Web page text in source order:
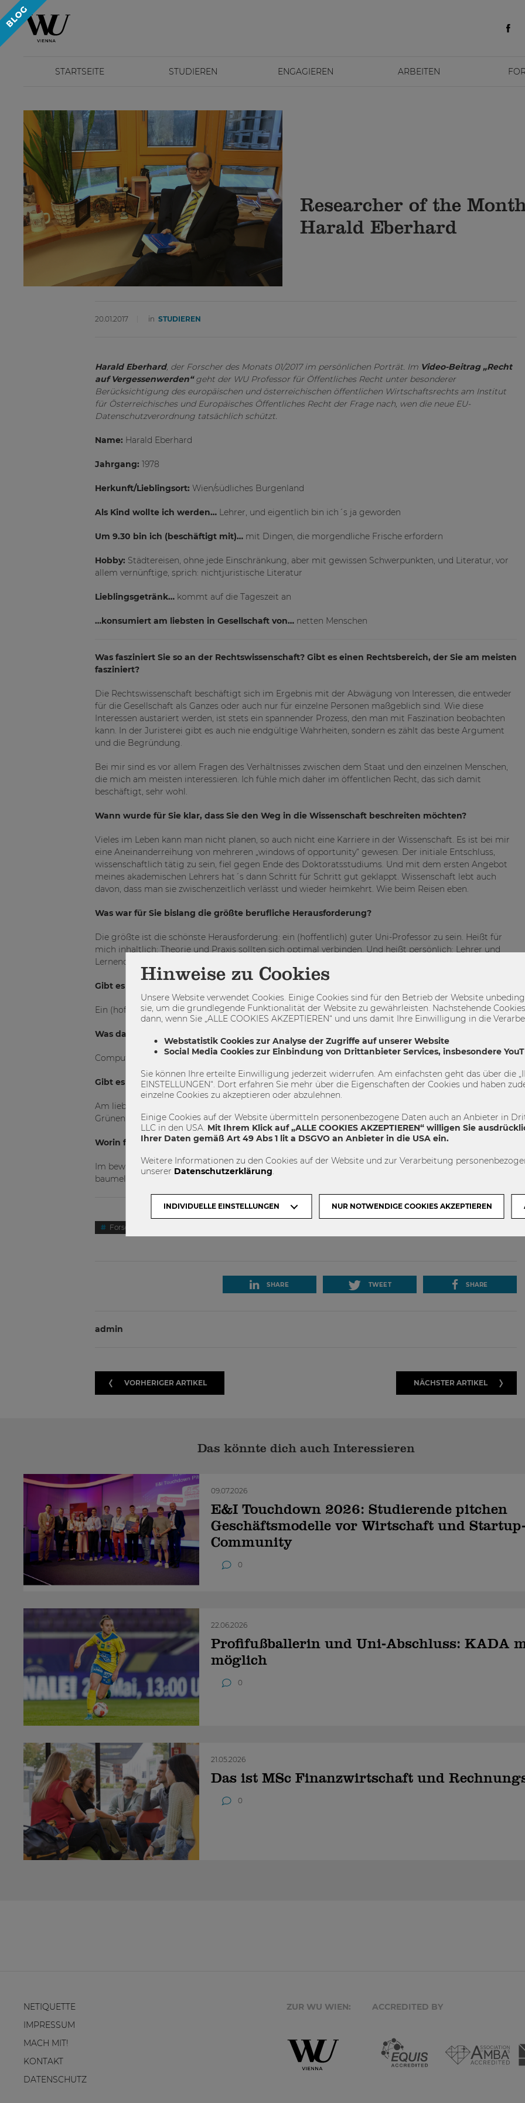
STARTSEITE STUDIEREN ENGAGIEREN ARBEITEN
Researcher of the
Harald Eberhard
20.01.2017 in STUDIEREN
Harald Eberhard, der Forscher des Monats 01/2017 im persönlichen Porträt. Im Video-Beitrag „Recht
auf Vergessenwerden“geht der WU Professor für Öffentliches Recht unter besonderer
Berücksichtigung des europäischen und österreichischen öffentlichen Wirtschaftsrechts am Institut
für Österreichisches und Europäisches Öffentliches Recht der Frage nach, wen die neue EU-
Datenschutzverordnung tatsächlich schützt.
Name: Harald Eberhard
Jahrgang: 1978
Herkunft/Lieblingsort: Wien/südliches Burgenland
Als Kind wollte ich werden… Lehrer, und eigentlich bin ich´s ja geworden
Um 9.30 bin ich (beschäftigt mit)… mit Dingen, die morgendliche Frische erfordern
Hobby: Städtereisen, ohne jede Einschränkung, aber mit gewissen Schwerpunkten, und Literatur, vor
allem vernünftige, sprich: nichtjuristische Literatur
Lieblingsgetränk… kommt auf die Tageszeit an
…konsumiert am liebsten in Gesellschaft von… netten Menschen
Was fasziniert Sie so an der Rechtswissenschaft? Gibt es einen Rechtsbereich, der Sie am meisten
fasziniert?
Die Rechtswissenschaft beschäftigt sich im Ergebnis mit der Abwägung von Interessen, die entweder
für die Gesellschaft als Ganzes oder auch nur für einzelne Personen maßgeblich sind. Wie diese
Interessen austariert werden, ist stets ein spannender Prozess, den man mit Faszination beobachten
kann. In der Juristerei gibt es auch nie endgültige Wahrheiten, sondern es zählt das beste Argument
und die Begründung.
Bei mir sind es vor allem Fragen des Verhältnisses zwischen dem Staat und den einzelnen Menschen,
die mich am meisten interessieren. Ich fühle mich daher im öffentlichen Recht, das sich damit
beschäftigt, sehr wohl.
Wann wurde für Sie klar, dass Sie den Weg in die Wissenschaft beschreiten möchten?
Vieles im Leben kann man nicht planen, so auch nicht eine Karriere in der Wissenschaft. Es ist bei mir
eine Aneinanderreihung von mehreren „windows of opportunity“ gewesen. Der initiale Entschluss,
wissenschaftlich tätig zu sein, fiel gegen Ende des Doktoratsstudiums. Und mit dem ersten Angebot
meines akademischen Lehrers hat´s dann Schritt für Schritt gut geklappt. Wissenschaft lebt auch
davon, dass man sie zwischenzeitlich verlässt und wieder heimkehrt. Wie beim Reisen eben.
Was war für Sie bislang die größte berufliche Herausforderung?
Die größte ist die schönste Herausforderung: ein (hoffentlich) guter Uni-Professor zu sein. Heißt für
mich inhaltlich: Theorie und Praxis sollten sich optimal verbinden. Und heißt persönlich: Lehrer und
Lernende sollten einander auf Augenhöhe begegnen.
Gibt es ein großes berufliches Ziel?
Ein (hoffentlich) guter Uni-Professor zu bleiben. Und sonst: we will see.
Was darf an Ihrem Arbeitsplatz einfach nicht fehlen?
Computer, und alles was dadurch nicht verfügbar und trotzdem wichtig ist: Bücher.
Gibt es einen Lieblings(arbeits)platz am Campus?
Am liebsten im Grünen. Und mit einem südseitigen Büro im D3 Gebäude sitzt man ohnedies fast im
Grünen.
Worin finden Sie privat Ausgleich zu beruflichen Herausforderung?
Im bewussten Erleben der Natur, egal ob beim Sport, beim Garteln, oder einfach nur beim „Seele
baumeln-Lassen“. Und natürlich bei guter entspannender Musik.
Forschung
SHARE
TWEET
SHARE
admin
VORHERIGER ARTIKEL NÄCHSTER ARTIKEL
Das könnte dich auch Interessieren
09.07.2026
E&I Touchdown 2026: Studierende pitchen
Geschäftsmodelle vor Wirtschaft und
Community
0
22.06.2026
Profifußballerin und Uni-Abschluss: KADA
möglich
0
21.05.2026
Das ist MSc Finanzwirtschaft und
0
NETIQUETTE
IMPRESSUM
MACH MIT!
KONTAKT
DATENSCHUTZ
ZUR WU WIEN: ACCREDITED BY
Hinweise zu Cookies
Unsere Website verwendet Cookies. Einige Cookies sind für den Betrieb der Website
sie, um die grundlegende Funktionalität der Website zu gewährleisten. Nachstehende
dann, wenn Sie „ALLE COOKIES AKZEPTIEREN“ und uns damit Ihre Einwilligung in die
Webstatistik Cookies zur Analyse der Zugriffe auf unserer Website
Social Media Cookies zur Einbindung von Drittanbieter Services, insbesondere
Sie können Ihre erteilte Einwilligung jederzeit widerrufen. Am einfachsten geht das über die
EINSTELLUNGEN“. Dort erfahren Sie mehr über die Eigenschaften der Cookies und haben
einzelne Cookies zu akzeptieren oder abzulehnen.
Einige Cookies auf der Website übermitteln personenbezogene Daten auch an Anbieter in
LLC in den USA. Mit Ihrem Klick auf „ALLE COOKIES AKZEPTIEREN“ willigen Sie
Ihrer Daten gemäß Art 49 Abs 1 lit a DSGVO an Anbieter in die USA ein.
Weitere Informationen zu den Cookies auf der Website und zur Verarbeitung
unserer Datenschutzerklärung
INDIVIDUELLE EINSTELLUNGEN NUR NOTWENDIGE COOKIES AKZEPTIEREN